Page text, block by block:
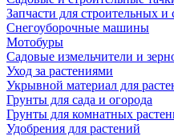
Запчасти для строительных и
Снегоуборочные машины
Мотобуры
Садовые измельчители и
Уход за растениями
Укрывной материал для
Грунты для сада и огорода
Грунты для комнатных
Удобрения для растений